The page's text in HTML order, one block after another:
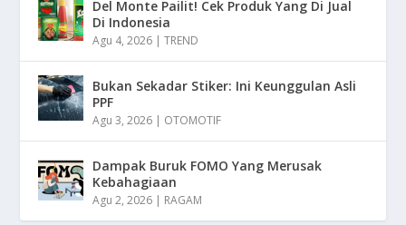
Del Monte Pailit! Cek Produk Yang Di Jual
Di Indonesia
Agu 4, 2026 |TREND
Bukan Sekadar Stiker: Ini Keunggulan Asli
PPF
Agu 3, 2026 | OTOMOTIF
Dampak Buruk FOMO Yang Merusak
Kebahagiaan
Agu 2, 2026 | RAGAM